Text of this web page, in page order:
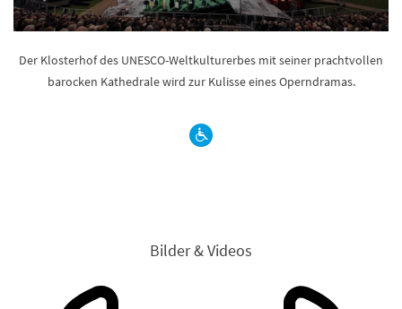
Der Klosterhof des UNESCO-Weltkulturerbes mit seiner prachtvollen
barocken Kathedrale wird zur Kulisse eines Operndramas.
Bilder & Videos